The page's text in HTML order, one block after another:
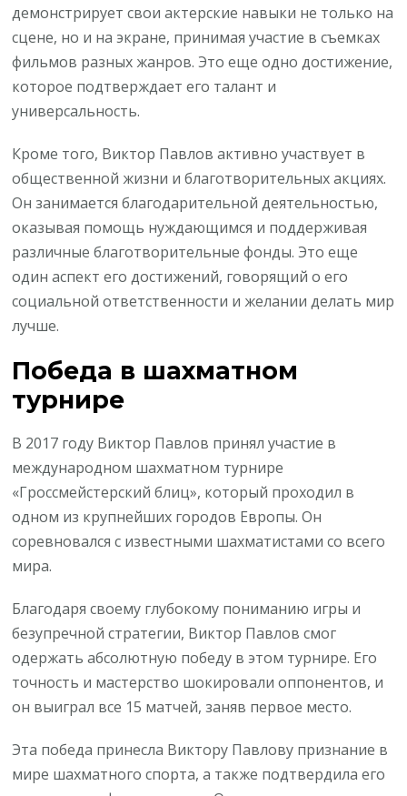
демонстрирует свои актерские навыки не только на
сцене, но и на экране, принимая участие в съемках
фильмов разных жанров. Это еще одно достижение,
которое подтверждает его талант и
универсальность.
Кроме того, Виктор Павлов активно участвует в
общественной жизни и благотворительных акциях.
Он занимается благодарительной деятельностью,
оказывая помощь нуждающимся и поддерживая
различные благотворительные фонды. Это еще
один аспект его достижений, говорящий о его
социальной ответственности и желании делать мир
лучше.
Победа в шахматном
турнире
В 2017 году Виктор Павлов принял участие в
международном шахматном турнире
«Гроссмейстерский блиц», который проходил в
одном из крупнейших городов Европы. Он
соревновался с известными шахматистами со всего
мира.
Благодаря своему глубокому пониманию игры и
безупречной стратегии, Виктор Павлов смог
одержать абсолютную победу в этом турнире. Его
точность и мастерство шокировали оппонентов, и
он выиграл все 15 матчей, заняв первое место.
Эта победа принесла Виктору Павлову признание в
мире шахматного спорта, а также подтвердила его